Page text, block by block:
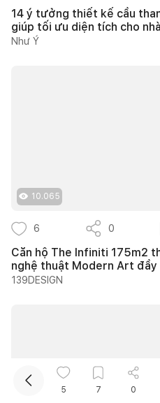
14 ý tưởng thiết kế cầu
giúp tối ưu diện tích cho
Như Ý
10.065
6 0
Căn hộ The Infiniti 175m2
nghệ thuật Modern Art đầy
139DESIGN
5 7 0